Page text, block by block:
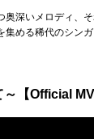
深いメロディ、
める稀代のシンガ
【Official